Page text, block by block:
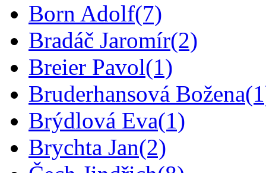
Born Adolf(7)
Bradáč Jaromír(2)
Breier Pavol(1)
Bruderhansová Božena
Brýdlová Eva(1)
Brychta Jan(2)